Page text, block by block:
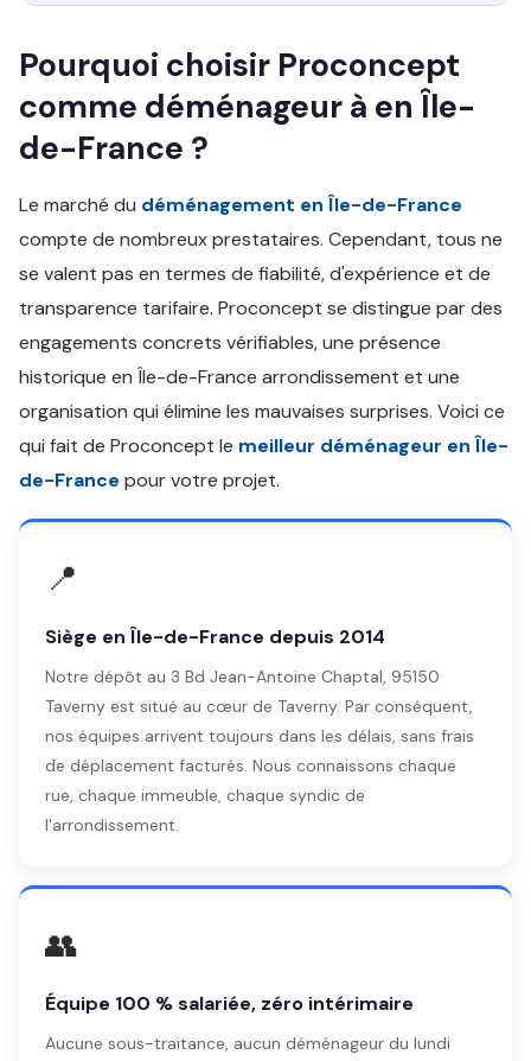
Pourquoi choisir Proconcept
comme déménageur à en Île-
de-France ?
Le marché du déménagement en Île-de-France
compte de nombreux prestataires. Cependant, tous ne
se valent pas en termes de fiabilité, d'expérience et de
transparence tarifaire. Proconcept se distingue par des
engagements concrets vérifiables, une présence
historique en Île-de-France arrondissement et une
organisation qui élimine les mauvaises surprises. Voici ce
qui fait de Proconcept le meilleur déménageur en Île-
de-France pour votre projet.
📍
Siège en Île-de-France depuis 2014
Notre dépôt au 3 Bd Jean-Antoine Chaptal, 95150
Taverny est situé au cœur de Taverny. Par conséquent,
nos équipes arrivent toujours dans les délais, sans frais
de déplacement facturés. Nous connaissons chaque
rue, chaque immeuble, chaque syndic de
l'arrondissement.
👥
Équipe 100 % salariée, zéro intérimaire
Aucune sous-traitance, aucun déménageur du lundi